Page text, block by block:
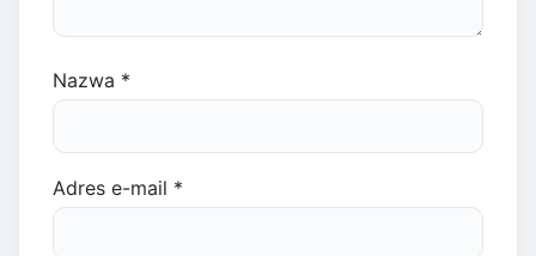
Nazwa *
Adres e-mail *